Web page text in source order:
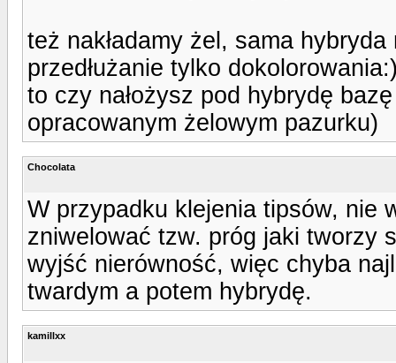
też nakładamy żel, sama
przedłużanie tylko
to czy nałożysz pod hybrydę
opracowanym żelowym pazurku)
Chocolata
W przypadku klejenia tipsów, nie
zniwelować tzw. próg jaki tworzy
wyjść nierówność, więc chyba
twardym a potem hybrydę.
kamillxx